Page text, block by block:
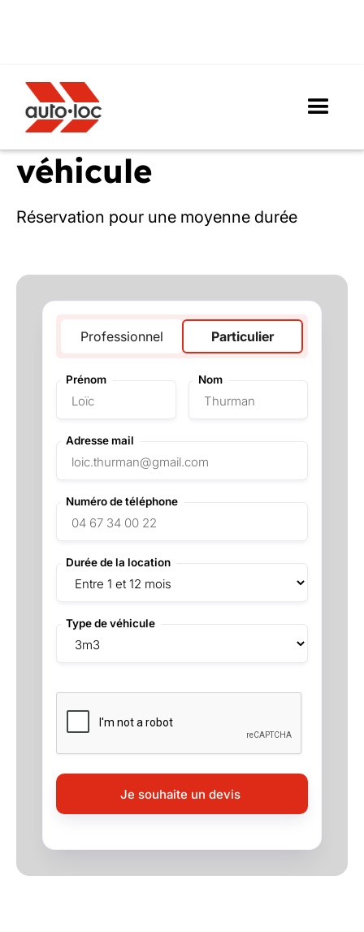
Réserver son
véhicule
Réservation pour une moyenne durée
Professionnel Particulier
Prénom Nom
Adresse mail
Numéro de téléphone
Durée de la location
Type de véhicule